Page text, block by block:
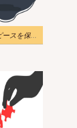
大きなパズルのピースを保持している女の子のイラスト PNG 透明